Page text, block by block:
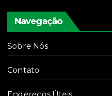
Navegação
Sobre Nós
Contato
Endereços Úteis